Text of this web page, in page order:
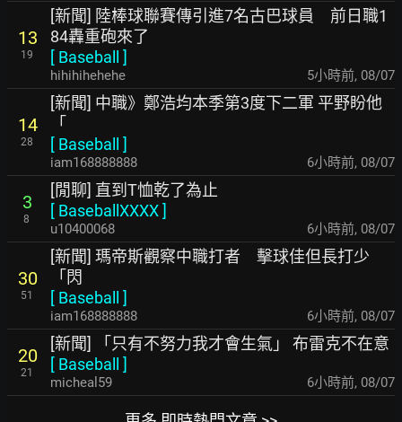
13
19
[新聞] 陸棒球聯賽傳引進7名古巴球員 前日職1
84轟重砲來了
[ Baseball ]
hihihihehehe 5小時前, 08/07
14
28
[新聞] 中職》鄭浩均本季第3度下二軍 平野盼他
「
[ Baseball ]
iam168888888 6小時前, 08/07
3
8
[閒聊] 直到T恤乾了為止
[ BaseballXXXX]
u10400068 6小時前, 08/07
30
51
[新聞] 瑪帝斯觀察中職打者 擊球佳但長打少
「閃
[ Baseball ]
iam168888888 6小時前, 08/07
20
21
[新聞] 「只有不努力我才會生氣」 布雷克不在意
[ Baseball ]
micheal59 6小時前, 08/07